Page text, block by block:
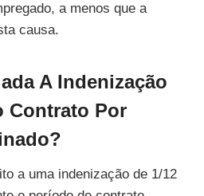
a menos que a
causa.
A Indenização
Contrato Por
a uma indenização de 1/12